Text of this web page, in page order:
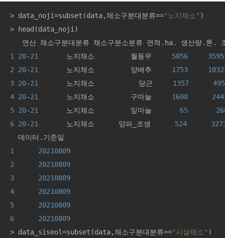
> data_noji=subset(data,채소구분대분류=="노지채소" )
> head(data_noji)
1 20-21
       노지채소         월동무
5056
2
20-21
       노지채소         양배추
1753
3 20-21
       노지채소           당근
1357
4 20-21
       노지채소         구마늘
1600
5 20-21
       노지채소         잎마늘
65
6 20-21
       노지채소      양파_조생
524
1
20210809
2
20210809
3
20210809
4
20210809
5
20210809
6
20210809
> data_siseol=subset(data,채소구분대분류=="시설채소" )